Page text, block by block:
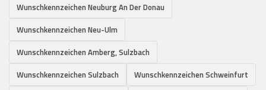
Wunschkennzeichen Neuburg An Der Donau
Wunschkennzeichen Neu-Ulm
Wunschkennzeichen Amberg, Sulzbach
Wunschkennzeichen Sulzbach
Wunschkennzeichen Schweinfurt